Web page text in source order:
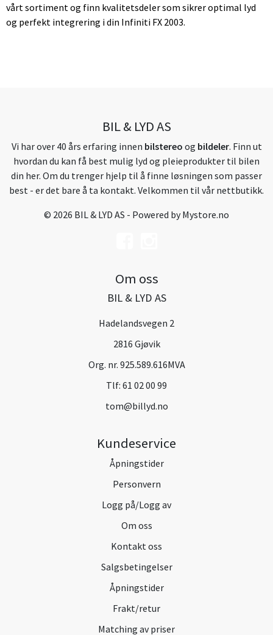
vårt sortiment og finn kvalitetsdeler som sikrer optimal lyd
og perfekt integrering i din Infiniti FX 2003.
BIL & LYD AS
Vi har over 40 års erfaring innen bilstereo og bildeler. Finn ut
hvordan du kan få best mulig lyd og pleieprodukter til bilen
din her. Om du trenger hjelp til å finne løsningen som passer
best - er det bare å ta kontakt. Velkommen til vår nettbutikk.
© 2026 BIL & LYD AS - Powered byMystore.no
Om oss
BIL & LYD AS
Hadelandsvegen 2
2816 Gjøvik
Org. nr. 925.589.616MVA
Tlf: 61 02 00 99
tom@billyd.no
Kundeservice
Åpningstider
Personvern
Logg på/Logg av
Om oss
Kontakt oss
Salgsbetingelser
Åpningstider
Frakt/retur
Matching av priser